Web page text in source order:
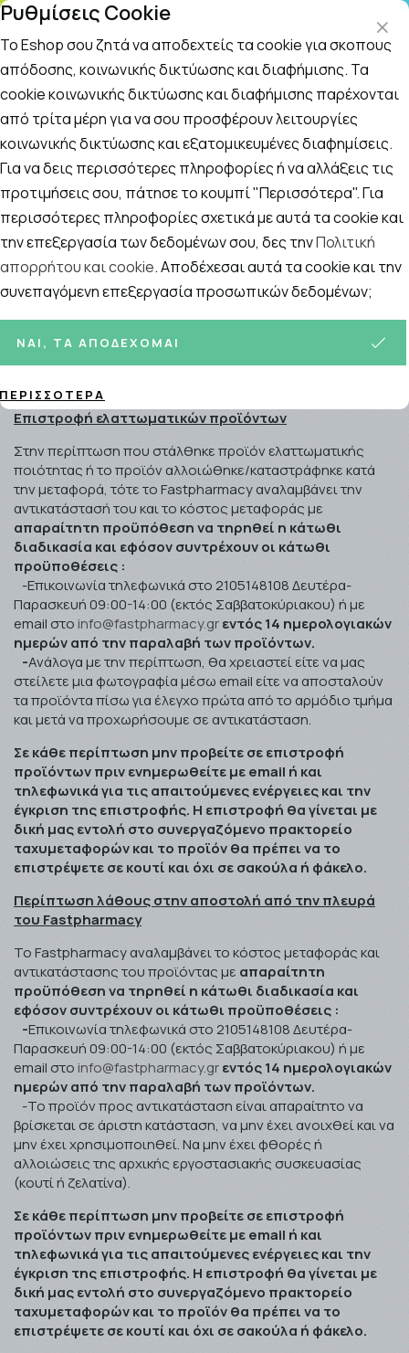
Αναζήτηση
Αρχική / Πολιτική Επιστροφών
Πολιτική Επιστροφών
Πολιτική Επιστροφών
Για λόγους ασφαλείας και υγιεινής δεν είναι δυνατή η
επιστροφήμη ελαττωματικών προϊόντωνόπως βρεφικά
ορθοπεδικά είδη κ.α.
Επιστροφή ελαττωματικών προϊόντων
Στην περίπτωση που στάλθηκε προϊόν ελαττωματικής
ποιότητας ή το προϊόν αλλοιώθηκε/καταστράφηκε κατά
την μεταφορά, τότε το Fastpharmacy αναλαμβάνει την
αντικατάστασή του και το κόστος μεταφοράς με
απαραίτητη προϋπόθεση να τηρηθεί η κάτωθι
διαδικασία και εφόσον συντρέχουν οι κάτωθι
προϋποθέσεις :
-Επικοινωνία τηλεφωνικά στο 2105148108 Δευτέρα-
Παρασκευή 09:00-14:00 (εκτός Σαββατοκύριακου) ή με
email στοinfo@fastpharmacy.grεντός 14 ημερολογιακών
ημερών από την παραλαβή των προϊόντων.
-Ανάλογα με την περίπτωση, θα χρειαστεί είτε να μας
στείλετε μια φωτογραφία μέσωemailείτε να αποσταλούν
τα προϊόντα πίσω για έλεγχο πρώτα από το αρμόδιο τμήμα
και μετά να προχωρήσουμε σε αντικατάσταση.
Σε κάθε περίπτωση μην προβείτε σε επιστροφή
προϊόντων πριν ενημερωθείτε μεemail ή και
τηλεφωνικά για τις απαιτούμενες ενέργειες και την
έγκριση της επιστροφής. Η επιστροφή θα γίνεται με
δική μας εντολή στο συνεργαζόμενο πρακτορείο
ταχυμεταφορών και το προϊόν θα πρέπει να το
επιστρέψετε σε κουτί και όχι σε σακούλα ή φάκελο.
Περίπτωση λάθους στην αποστολή από την πλευρά
του Fastpharmacy
Το Fastpharmacy αναλαμβάνει το κόστος μεταφοράς και
αντικατάστασης του προϊόντας με απαραίτητη
προϋπόθεση να τηρηθεί η κάτωθι διαδικασία και
εφόσον συντρέχουν οι κάτωθι προϋποθέσεις :
-Επικοινωνία τηλεφωνικά στο 2105148108 Δευτέρα-
Παρασκευή 09:00-14:00 (εκτός Σαββατοκύριακου) ή με
emailστοinfo@fastpharmacy.grεντός 14 ημερολογιακών
ημερών από την παραλαβή των προϊόντων.
-Το προϊόν προς αντικατάσταση είναι απαραίτητο να
βρίσκεται σε άριστη κατάσταση, να μην έχει ανοιχθεί και να
μην έχει χρησιμοποιηθεί. Να μην έχει φθορές ή
αλλοιώσεις της αρχικής εργοστασιακής συσκευασίας
(κουτί ή ζελατίνα).
Σε κάθε περίπτωση μην προβείτε σε επιστροφή
προϊόντων πριν ενημερωθείτε μεemail ή και
τηλεφωνικά για τις απαιτούμενες ενέργειες και την
έγκριση της επιστροφής. Η επιστροφή θα γίνεται με
δική μας εντολή στο συνεργαζόμενο πρακτορείο
ταχυμεταφορών και το προϊόν θα πρέπει να το
επιστρέψετε σε κουτί και όχι σε σακούλα ή φάκελο.
Ρυθμίσεις Cookie
Το Eshop σου ζητά να αποδεχτείς τα cookie για σκοπούς
απόδοσης, κοινωνικής δικτύωσης και διαφήμισης. Τα
cookie κοινωνικής δικτύωσης και διαφήμισης παρέχονται
από τρίτα μέρη για να σου προσφέρουν λειτουργίες
κοινωνικής δικτύωσης και εξατομικευμένες διαφημίσεις.
Για να δεις περισσότερες πληροφορίες ή να αλλάξεις τις
προτιμήσεις σου, πάτησε το κουμπί "Περισσότερα". Για
περισσότερες πληροφορίες σχετικά με αυτά τα cookie και
την επεξεργασία των δεδομένων σου, δες τηνΠολιτική
απορρήτου και cookie. Αποδέχεσαι αυτά τα cookie και την
συνεπαγόμενη επεξεργασία προσωπικών δεδομένων;
ΝΑΙ, ΤΑ ΑΠΟΔΈΧΟΜΑΙ
ΠΕΡΙΣΣΌΤΕΡΑ